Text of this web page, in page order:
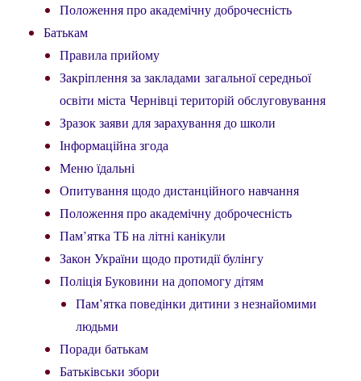
Положення про академічну доброчесність
Батькам
Правила прийому
Закріплення за закладами загальної середньої
освіти міста Чернівці територій обслуговування
Зразок заяви для зарахування до школи
Інформаційна згода
Меню їдальні
Опитування щодо дистанційного навчання
Положення про академічну доброчесність
Пам’ятка ТБ на літні канікули
Закон України щодо протидії булінгу
Поліція Буковини на допомогу дітям
Пам’ятка поведінки дитини з незнайомими
людьми
Поради батькам
Батьківськи збори